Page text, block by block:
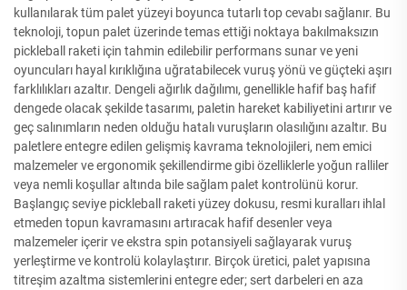
kullanılarak tüm palet yüzeyi boyunca tutarlı top cevabı sağlanır. Bu
teknoloji, topun palet üzerinde temas ettiği noktaya bakılmaksızın
pickleball raketi için tahmin edilebilir performans sunar ve yeni
oyuncuları hayal kırıklığına uğratabilecek vuruş yönü ve güçteki aşırı
farklılıkları azaltır. Dengeli ağırlık dağılımı, genellikle hafif baş hafif
dengede olacak şekilde tasarımı, paletin hareket kabiliyetini artırır ve
geç salınımların neden olduğu hatalı vuruşların olasılığını azaltır. Bu
paletlere entegre edilen gelişmiş kavrama teknolojileri, nem emici
malzemeler ve ergonomik şekillendirme gibi özelliklerle yoğun ralliler
veya nemli koşullar altında bile sağlam palet kontrolünü korur.
Başlangıç seviye pickleball raketi yüzey dokusu, resmi kuralları ihlal
etmeden topun kavramasını artıracak hafif desenler veya
malzemeler içerir ve ekstra spin potansiyeli sağlayarak vuruş
yerleştirme ve kontrolü kolaylaştırır. Birçok üretici, palet yapısına
titreşim azaltma sistemlerini entegre eder; sert darbeleri en aza